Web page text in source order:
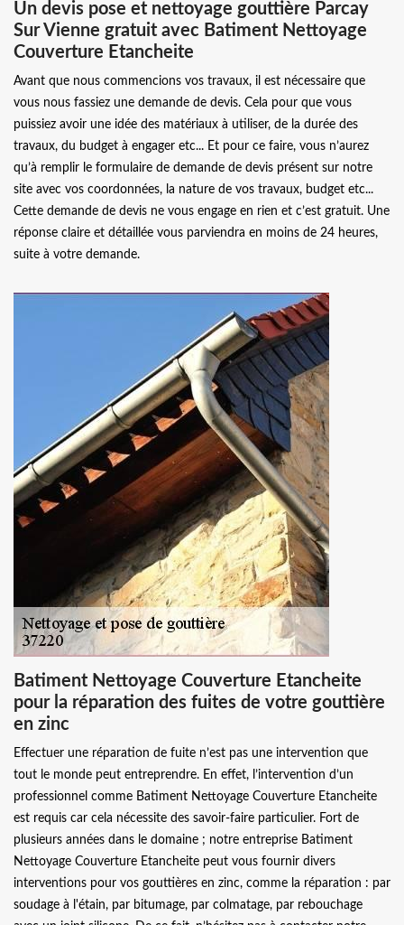
Un devis pose et nettoyage gouttière Parcay
Sur Vienne gratuit avec Batiment Nettoyage
Couverture Etancheite
Avant que nous commencions vos travaux, il est nécessaire que
vous nous fassiez une demande de devis. Cela pour que vous
puissiez avoir une idée des matériaux à utiliser, de la durée des
travaux, du budget à engager etc... Et pour ce faire, vous n’aurez
qu’à remplir le formulaire de demande de devis présent sur notre
site avec vos coordonnées, la nature de vos travaux, budget etc...
Cette demande de devis ne vous engage en rien et c’est gratuit. Une
réponse claire et détaillée vous parviendra en moins de 24 heures,
suite à votre demande.
Batiment Nettoyage Couverture Etancheite
pour la réparation des fuites de votre gouttière
en zinc
Effectuer une réparation de fuite n’est pas une intervention que
tout le monde peut entreprendre. En effet, l’intervention d’un
professionnel comme Batiment Nettoyage Couverture Etancheite
est requis car cela nécessite des savoir-faire particulier. Fort de
plusieurs années dans le domaine ; notre entreprise Batiment
Nettoyage Couverture Etancheite peut vous fournir divers
interventions pour vos gouttières en zinc, comme la réparation : par
soudage à l'étain, par bitumage, par colmatage, par rebouchage